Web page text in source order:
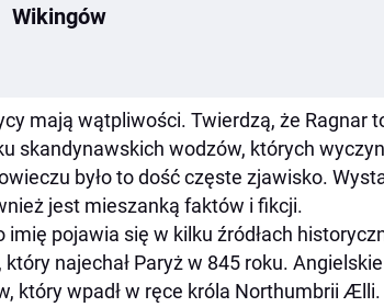
Wikingów
mają wątpliwości. Twierdzą, że Ragnar
skandynawskich wodzów, których
było to dość częste zjawisko.
jest mieszanką faktów i fikcji.
imię pojawia się w kilku źródłach
najechał Paryż w 845 roku.
który wpadł w ręce króla Northumbrii